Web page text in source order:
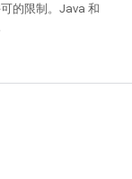
的限制。Java 和